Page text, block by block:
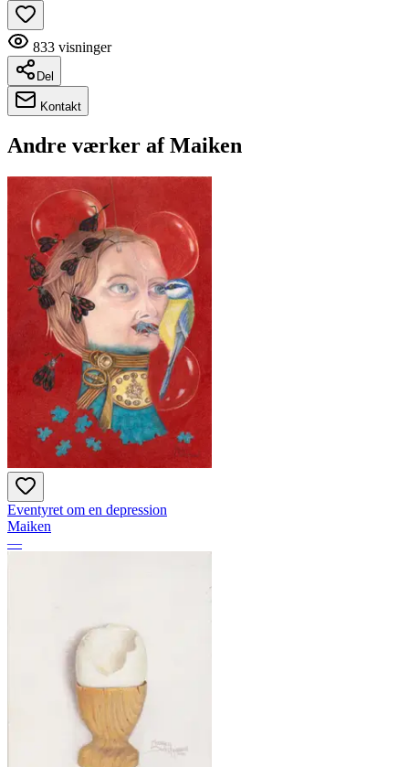
833 visninger
Del
Kontakt
Andre værker afMaiken
Eventyret om en depression
Maiken
—